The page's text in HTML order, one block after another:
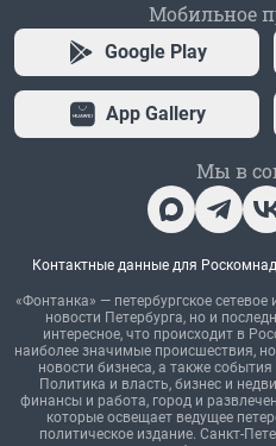
Мобильное
Google Play
App Gallery
Мы в
Контактные данные для
«Фонтанка» — петербургское
новости Петербурга, но и
интересное, что происходит в
наиболее значимые происшествия,
новости бизнеса, а также события
Политика и власть, бизнес и
финансы и работа, город и
которые освещает ведущее
политическое издание. Санкт-